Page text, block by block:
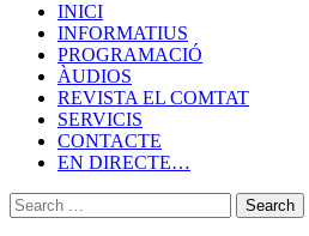
INICI
INFORMATIUS
PROGRAMACIÓ
ÀUDIOS
REVISTA EL COMTAT
SERVICIS
CONTACTE
EN DIRECTE…